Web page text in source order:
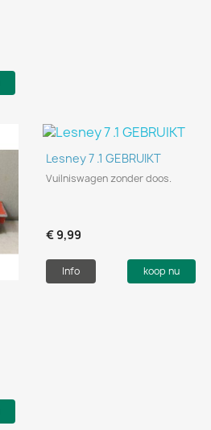
Lesney 7 .1 GEBRUIKT
Vuilniswagen zonder doos.
€ 9,99
Info koop nu